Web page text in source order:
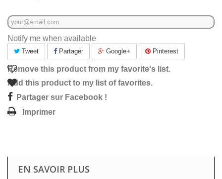
Notify me when available
Tweet Partager Google+ Pinterest
Remove this product from my favorite's list.
Add this product to my list of favorites.
Partager sur Facebook !
Imprimer
EN SAVOIR PLUS